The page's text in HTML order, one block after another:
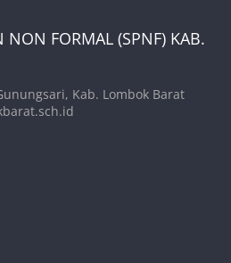
NON FORMAL (SPNF) KAB.
Kab. Lombok Barat